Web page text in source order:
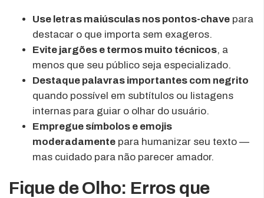
Use letras maiúsculas nos pontos-chave para
destacar o que importa sem exageros.
Evite jargões e termos muito técnicos, a
menos que seu público seja especializado.
Destaque palavras importantes com negrito
quando possível em subtítulos ou listagens
internas para guiar o olhar do usuário.
Empregue símbolos e emojis
moderadamente para humanizar seu texto —
mas cuidado para não parecer amador.
Fique de Olho: Erros que